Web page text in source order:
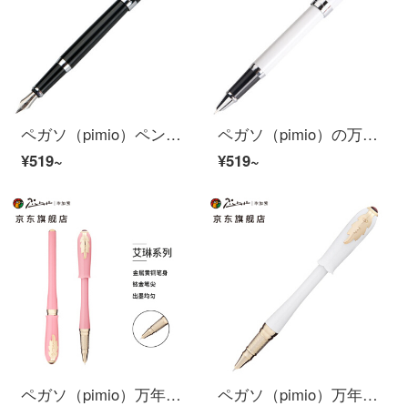
ペガソ（pimio）ペンサインペン男性女史習字ペン学生用大人習字インクペン0.5 mm曼陀林シリーズ717亮黒銀夹
¥519~
ペガソ（pimio）の万年筆の財務のペンは特に細くて0.38 mmのペン先の男性の女史は字の書道のペンを練習します学生は成人で字のペンの曼陀林のシリーズの717磁器の白色を練習します
¥519~
ペガソ（pimio）万年筆女史特細0.38 mmペン先の財務のペンの執務する成人は学生を書きます。
ペガソ（pimio）万年筆女史特細0.38 mmペン先の財務のペンの執務する成人は学生を書いてエリンのシリーズの986真珠の白を使います